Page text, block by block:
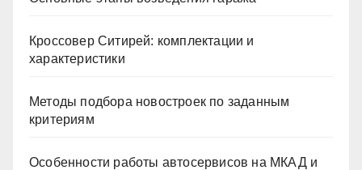
Кроссовер Ситирей: комплектации и
характеристики
Методы подбора новостроек по заданным
критериям
Особенности работы автосервисов на МКАД и